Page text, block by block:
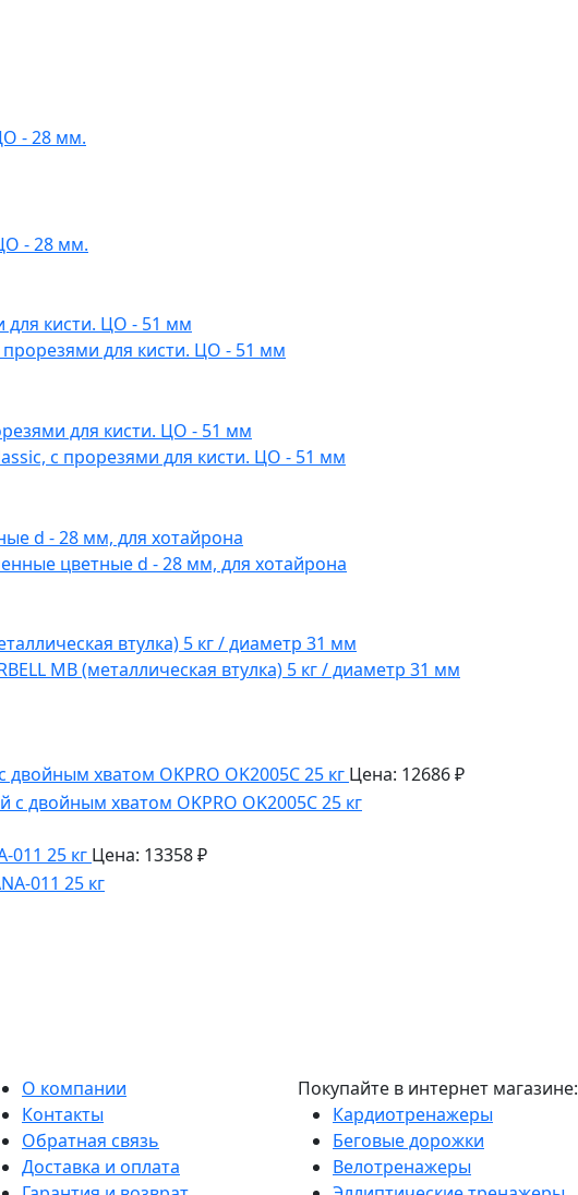
- 28 мм.
- 28 мм.
для кисти. ЦО - 51 мм
с прорезями для кисти. ЦО - 51 мм
цветные d - 28 мм, для хотайрона
MB (металлическая втулка) 5 кг / диаметр 31 мм
хватом OKPRO OK2005C 25 кг Цена: 12686 ₽
011 25 кг Цена: 13358 ₽
О компании
Контакты
Обратная связь
Доставка и оплата
Покупайте в интернет магазине:
Кардиотренажеры
Беговые дорожки
Велотренажеры